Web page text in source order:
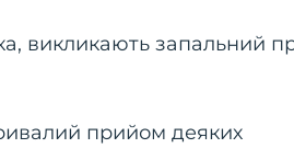
викликають запальний
прийом деяких